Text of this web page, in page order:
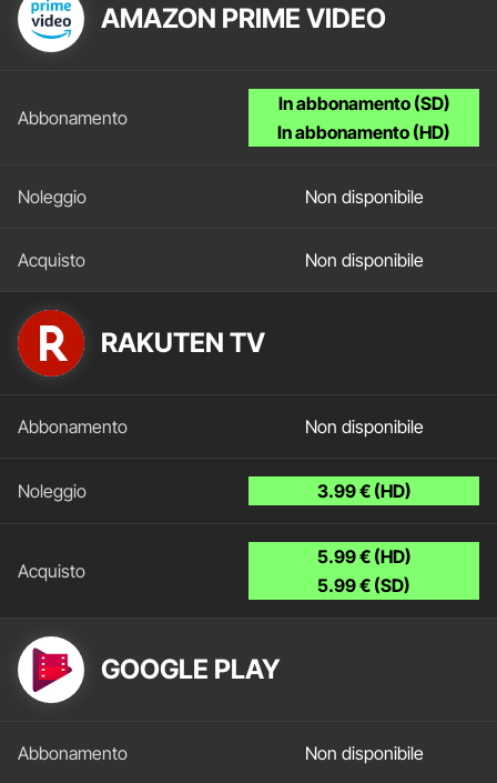
AMAZON PRIME VIDEO
In abbonamento (SD)
In abbonamento (HD)
Non disponibile
Non disponibile
RAKUTEN TV
Non disponibile
3.99 € (HD)
5.99 € (HD)
5.99 € (SD)
GOOGLE PLAY
Non disponibile